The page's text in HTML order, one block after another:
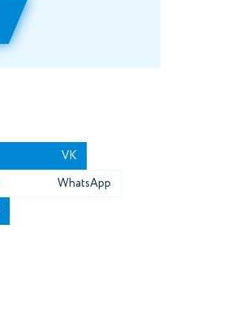
VK
WhatsApp